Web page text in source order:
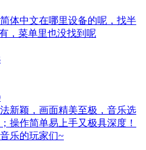
体中文在哪里设备的呢，找半
，菜单里也没找到呢
新颖，画面精美至极，音乐选
操作简单易上手又极具深度！
乐的玩家们~